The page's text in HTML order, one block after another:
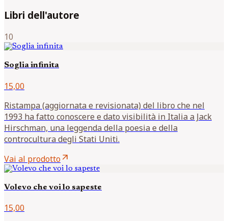
Libri dell'autore
10
Soglia infinita
15,00
Ristampa (aggiornata e revisionata) del libro che nel
1993 ha fatto conoscere e dato visibilità in Italia a Jack
Hirschman, una leggenda della poesia e della
controcultura degli Stati Uniti.
Vai al prodottoarrow_outward
Volevo che voi lo sapeste
15,00